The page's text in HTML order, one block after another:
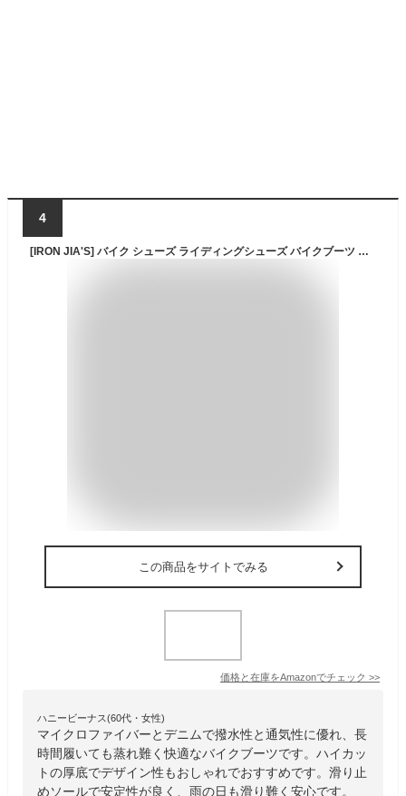
4
[IRON JIA'S] バイク シューズ ライディングシューズ バイクブーツ 靴 ハイカット 厚底 通気性 耐磨耗性 プロテクト 滑り止め メンズ ブラック
この商品をサイトでみる
価格と在庫をAmazonでチェック >>
ハニービーナス(60代・女性)
マイクロファイバーとデニムで撥水性と通気性に優れ、長
時間履いても蒸れ難く快適なバイクブーツです。ハイカッ
トの厚底でデザイン性もおしゃれでおすすめです。滑り止
めソールで安定性が良く、雨の日も滑り難く安心です。